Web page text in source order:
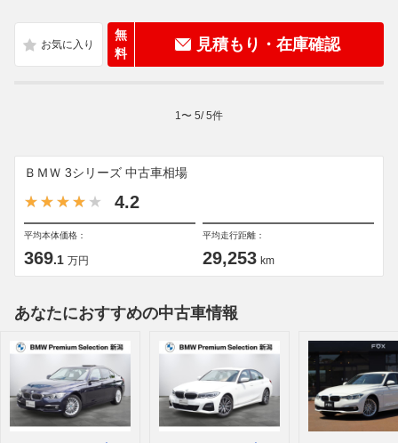
無
料
見積もり・在庫確認
1 〜 5/5件
ＢＭＷ 3シリーズ 中古車相場
4.2
平均本体価格：
369.1 万円
平均走行距離：
29,253 km
あなたにおすすめの中古車情報